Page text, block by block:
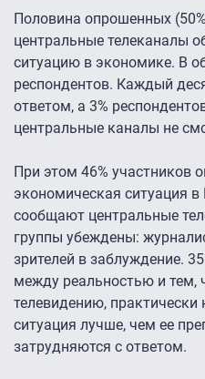
Половина опрошенных
центральные телеканалы
ситуацию в экономике. В
респондентов. Каждый
ответом, а 3%
центральные каналы не
При этом 46% участников
экономическая ситуация в
сообщают центральные
группы убеждены:
зрителей в заблуждение.
между реальностью и тем,
телевидению, практически
ситуация лучше, чем ее
затрудняются с ответом.